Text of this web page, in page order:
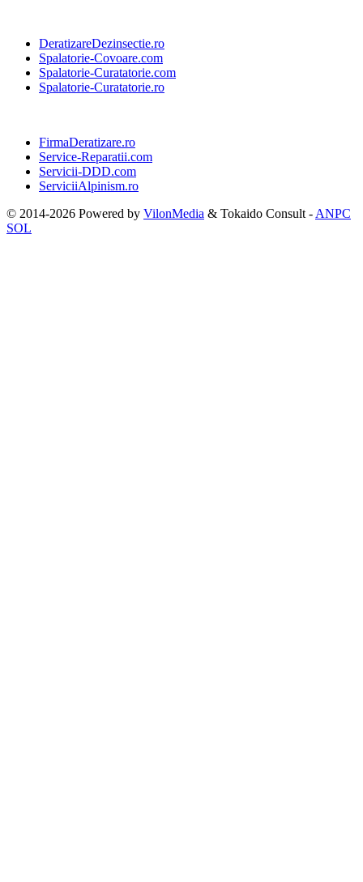
DeratizareDezinsectie.ro
Spalatorie-Covoare.com
Spalatorie-Curatatorie.com
Spalatorie-Curatatorie.ro
FirmaDeratizare.ro
Service-Reparatii.com
Servicii-DDD.com
ServiciiAlpinism.ro
© 2014-2026 Powered by VilonMedia & Tokaido Consult - ANPC
SOL